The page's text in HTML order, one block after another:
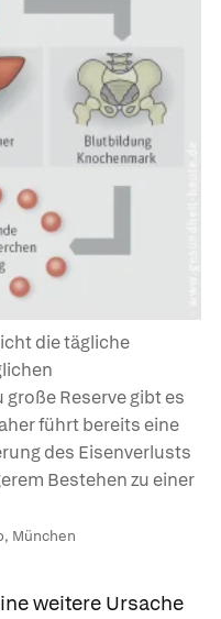
die tägliche
Reserve gibt es
führt bereits eine
des Eisenverlusts
Bestehen zu einer
München
weitere Ursache